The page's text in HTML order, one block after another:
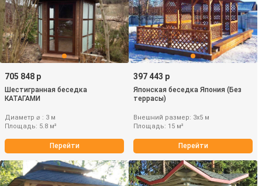
705 848 р
Шестигранная беседка
КАТАГАМИ
Диаметр ⌀ : 3 м
Площадь: 5.8 м²
Перейти
397 443 р
Японская беседка Япония (Без
террасы)
Внешний размер: 3х5 м
Площадь: 15 м²
Перейти